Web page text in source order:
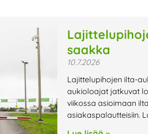
saakka
10.7.2026
Lajittelupihojen ilta-
aukioloajat jatkuvat
viikossa asioimaan
asiakaspalautteisiin.